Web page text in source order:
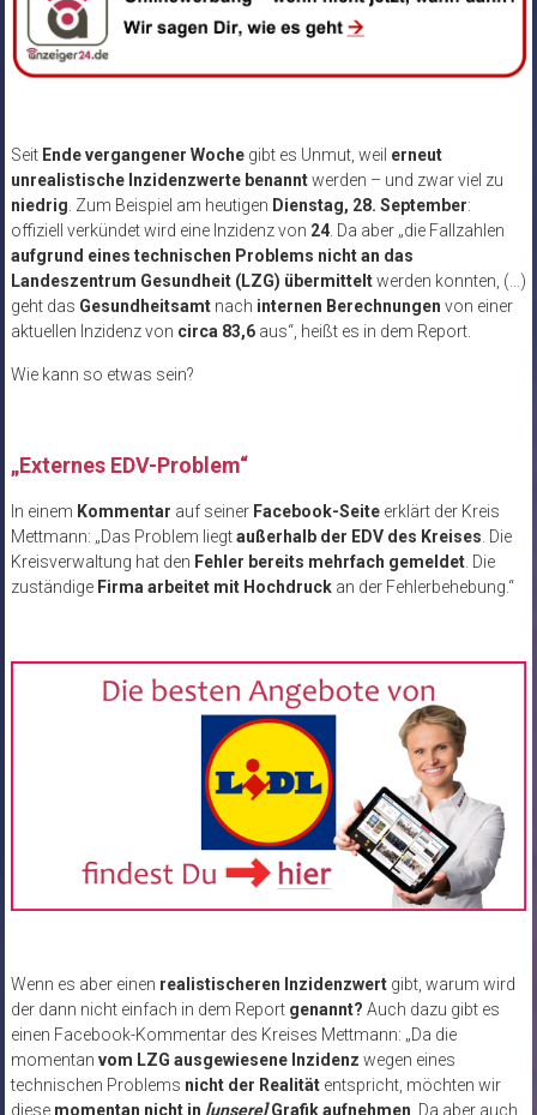
Seit Ende vergangener Wochegibt es Unmut, weil erneut
unrealistische Inzidenzwerte benanntwerden – und zwar viel zu
niedrig. Zum Beispiel am heutigen Dienstag, 28. September:
offiziell verkündet wird eine Inzidenz von 24. Da aber „die Fallzahlen
aufgrund eines technischen Problems nicht an das
Landeszentrum Gesundheit (LZG) übermitteltwerden konnten, (…)
geht das Gesundheitsamtnach internen Berechnungen von einer
aktuellen Inzidenz von circa 83,6aus“, heißt es in dem Report.
Wie kann so etwas sein?
„Externes EDV-Problem“
In einem Kommentar auf seiner Facebook-Seiteerklärt der Kreis
Mettmann: „Das Problem liegtaußerhalb der EDV des Kreises. Die
Kreisverwaltung hat den Fehler bereits mehrfach gemeldet. Die
zuständige Firma arbeitet mit Hochdruckan der Fehlerbehebung.“
Wenn es aber einen realistischeren Inzidenzwertgibt, warum wird
der dann nicht einfach in dem Report genannt? Auch dazu gibt es
einen Facebook-Kommentar des Kreises Mettmann: „Da die
momentan vom LZG ausgewiesene Inzidenz wegen eines
technischen Problems nicht der Realitätentspricht, möchten wir
diese momentan nicht in [unsere]Grafik aufnehmen . Da aber auch